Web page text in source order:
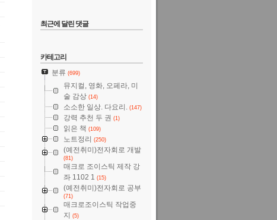
최근에 달린 댓글
카테고리
분류 (699)
뮤지컬, 영화, 오페라, 미
술 감상 (14)
소소한 일상. 다요리. (147)
강력 추천 두 권 (1)
읽은 책 (109)
노트정리 (250)
(예전취미)전자회로 개발
(81)
매크로 조이스틱 제작 강
좌 1102 1 (15)
(예전취미)전자회로 공부
(71)
매크로조이스틱 작업중
지
(5)